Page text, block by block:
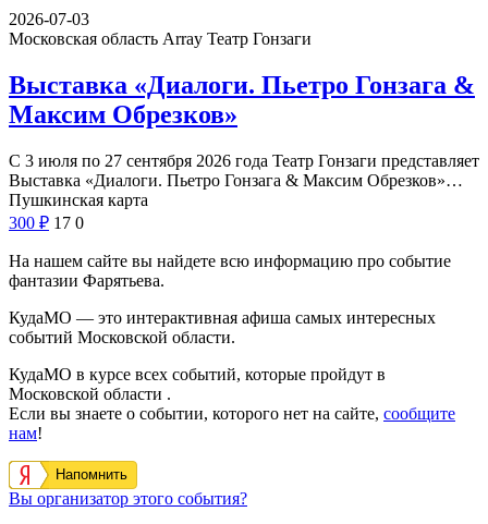
2026-07-03
Московская область Array Театр Гонзаги
Выставка «Диалоги. Пьетро Гонзага &
Максим Обрезков»
С 3 июля по 27 сентября 2026 года Театр Гонзаги представляет
Выставка «Диалоги. Пьетро Гонзага & Максим Обрезков»…
Пушкинская карта
300 ₽ 17 0
На нашем сайте вы найдете всю информацию про событие
фантазии Фарятьева.
КудаМО — это интерактивная афиша самых интересных
событий Московской области.
КудаМО в курсе всех событий, которые пройдут в
Московской области .
Если вы знаете о событии, которого нет на сайте, сообщите
нам!
Напомнить
Вы организатор этого события?